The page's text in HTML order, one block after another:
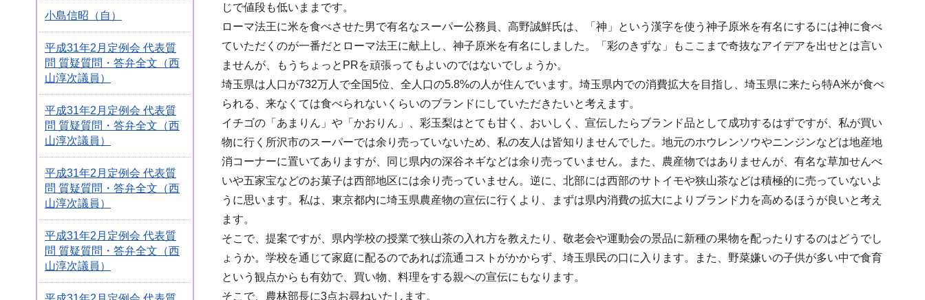
小島信昭（自）
平成31年2月定例会 代表質
問 質疑質問・答弁全文（西
山淳次議員）
平成31年2月定例会 代表質
問 質疑質問・答弁全文（西
山淳次議員）
平成31年2月定例会 代表質
問 質疑質問・答弁全文（西
山淳次議員）
平成31年2月定例会 代表質
問 質疑質問・答弁全文（西
山淳次議員）
じで値段も低いままです。
ローマ法王に米を食べさせた男で有名なスーパー公務員、高野誠鮮氏は、「神」という漢字を使う神子原米を有名にするには神に食べ
ていただくのが一番だとローマ法王に献上し、神子原米を有名にしました。「彩のきずな」もここまで奇抜なアイデアを出せとは言い
ませんが、もうちょっとPRを頑張ってもよいのではないでしょうか。
埼玉県は人口が732万人で全国5位、全人口の5.8%の人が住んでいます。埼玉県内での消費拡大を目指し、埼玉県に来たら特A米が食べ
られる、来なくては食べられないくらいのブランドにしていただきたいと考えます。
イチゴの「あまりん」や「かおりん」、彩玉梨はとても甘く、おいしく、宣伝したらブランド品として成功するはずですが、私が買い
物に行く所沢市のスーパーでは余り売っていないため、私の友人は皆知りませんでした。地元のホウレンソウやニンジンなどは地産地
消コーナーに置いてありますが、同じ県内の深谷ネギなどは余り売っていません。また、農産物ではありませんが、有名な草加せんべ
いや五家宝などのお菓子は西部地区には余り売っていません。逆に、北部には西部のサトイモや狭山茶などは積極的に売っていないよ
うに思います。私は、東京都内に埼玉県農産物の宣伝に行くより、まずは県内消費の拡大によりブランド力を高めるほうが良いと考え
ます。
そこで、提案ですが、県内学校の授業で狭山茶の入れ方を教えたり、敬老会や運動会の景品に新種の果物を配ったりするのはどうでし
ょうか。学校を通じて家庭に配るのであれば流通コストがかからず、埼玉県民の口に入ります。また、野菜嫌いの子供が多い中で食育
という観点からも有効で、買い物、料理をする親への宣伝にもなります。
そこで、農林部長に3点お尋ねいたします。